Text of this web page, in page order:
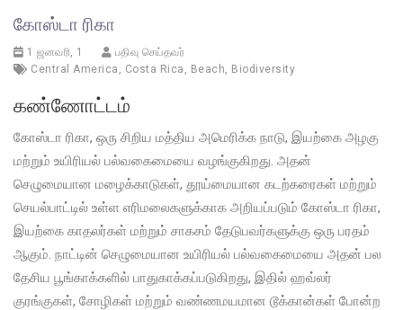
கோஸ்டா ரிகா
1 ஜனவரி, 1
பதிவு செய்தவர்
Central America , Costa Rica , Beach, Biodiversity
கண்ணோட்டம்
கோஸ்டா ரிகா, ஒரு சிறிய மத்திய அமெரிக்க நாடு, இயற்கை அழகு
மற்றும் உயிரியல் பல்வகைமையை வழங்குகிறது. அதன்
செழுமையான மழைக்காடுகள், தூய்மையான கடற்கரைகள் மற்றும்
செயல்பாட்டில் உள்ள எரிமலைகளுக்காக அறியப்படும் கோஸ்டா ரிகா,
இயற்கை காதலர்கள் மற்றும் சாகசம் தேடுபவர்களுக்கு ஒரு பரதம்
ஆகும். நாட்டின் செழுமையான உயிரியல் பல்வகைமையை அதன் பல
தேசிய பூங்காக்களில் பாதுகாக்கப்படுகிறது, இதில் ஹவ்லர்
குரங்குகள், சோழிகள் மற்றும் வண்ணமயமான டூக்கான்கள் போன்ற